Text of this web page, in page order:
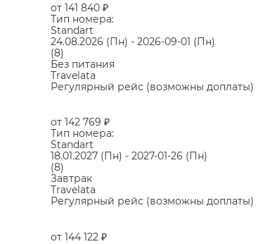
от 141 840 ₽
Тип номера:
Standart
24.08.2026 (Пн) - 2026-09-01 (Пн)
(8)
Без питания
Travelata
Регулярный рейс (возможны доплаты)
от 142 769 ₽
Тип номера:
Standart
18.01.2027 (Пн) - 2027-01-26 (Пн)
(8)
Завтрак
Travelata
Регулярный рейс (возможны доплаты)
от 144 122 ₽